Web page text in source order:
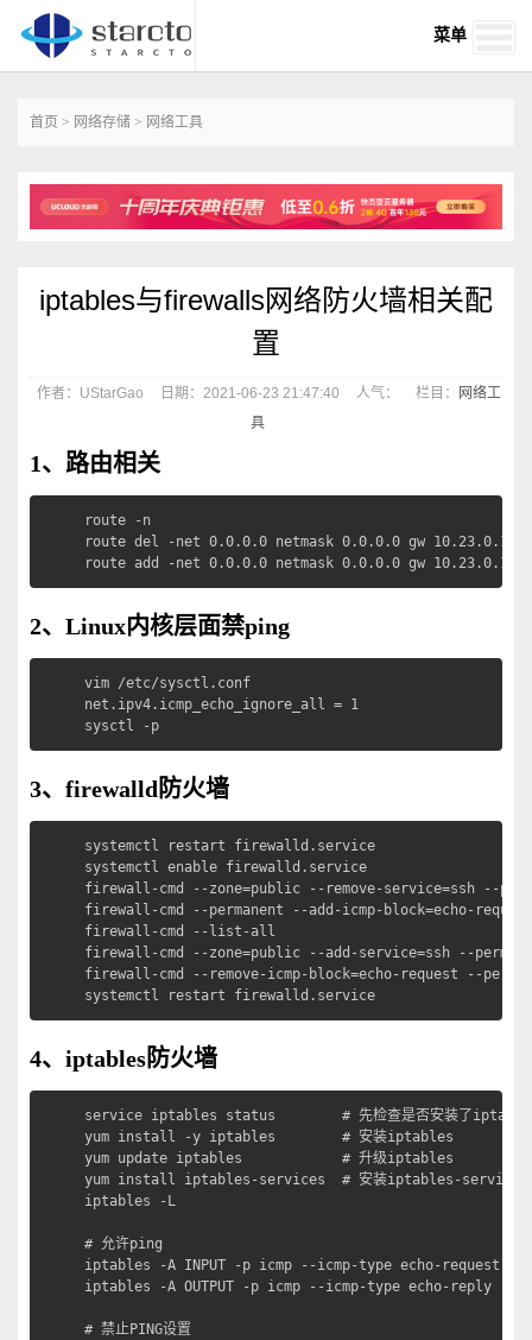
菜单
首页 > 网络存储 > 网络工具
iptables与firewalls网络防火墙相关配
置
作者：UStarGao 日期：2021-06-23 21:47:40 人气： 栏目：
网络工
具
1、路由相关
route -n
route del -net 0.0.0.0 netmask 0.0.0.0 gw 10.23.0.1
route add -net 0.0.0.0 netmask 0.0.0.0 gw 10.23.0.1
2、Linux内核层面禁ping
vim /etc/sysctl.conf
net.ipv4.icmp_echo_ignore_all = 1
sysctl -p
3、firewalld防火墙
systemctl restart firewalld.service
systemctl enable firewalld.service
firewall-cmd --zone=public --remove-service=ssh --
firewall-cmd --permanent --add-icmp-block=echo-request
firewall-cmd --list-all
firewall-cmd --zone=public --add-service=ssh --
firewall-cmd --remove-icmp-block=echo-request --
systemctl restart firewalld.service
4、iptables防火墙
service iptables status        # 先检查是否安装了
yum install -y iptables        # 安装iptables
yum update iptables            # 升级iptables
yum install iptables-services  # 安装iptables-services
iptables -L
# 允许ping
iptables -A INPUT -p icmp --icmp-type echo-request -j
iptables -A OUTPUT -p icmp --icmp-type echo-reply -j
# 禁止PING设置